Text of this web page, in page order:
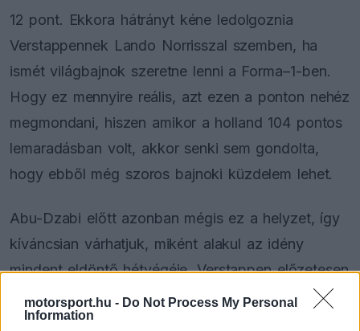
motorsport.hu - Do Not Process My Personal
Information
12 pont. Ekkora hátrányt kéne ledolgoznia
Verstappennek Lando Norrisszal szemben, ha
ismét világbajnok szeretne lenni a Forma–1-ben.
Hogy ez mennyire reális, azt ezen a ponton nehéz
megmondani, hiszen amikor a holland 104 pontos
lemaradásban volt, akkor senki sem gondolta,
hogy ebből még szoros bajnoki küzdelem lehet.
Abu-Dzabi előtt azonban mégis ez a helyzet, így
kíváncsian várhatjuk, miként alakul az idény
mindent eldöntő hétvégéje. Verstappen előzetesen
arra számít, hogy a Yas Marina-pálya inkább a
McLarennek fog kedvezni, és ezért lesz